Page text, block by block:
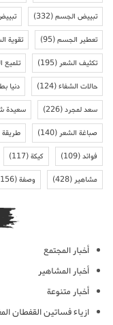
تبييض الجسم(332)
تعطير الجسم(95) تقوية
تكثيف الشعر(195) تلميع
حالات الشفاء(124) دنيا
سعد لمجرد(226) سعيدة
صباغة الشعر(140) طريقة
فوائد(109) كيكة(117)
مشاهير(428) وصفة(156)
أخبار المجتمع
أخبار المشاهير
أخبار متنوعة
ازياء فساتين القفطان